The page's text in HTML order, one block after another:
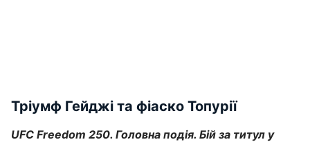
Тріумф Гейджі та фіаско Топурії
UFC Freedom 250. Головна подія. Бій за титул у